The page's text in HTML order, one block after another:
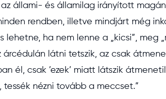
állami- és államilag irányított
rendben, illetve mindjárt még
ha nem lenne a „kicsi”, meg
árcédulán látni tetszik, az csak
él, csak ’ezek’ miatt látszik
nézni tovább a meccset.”